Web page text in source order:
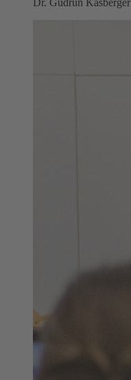
Dr. Gudrun Kasberger